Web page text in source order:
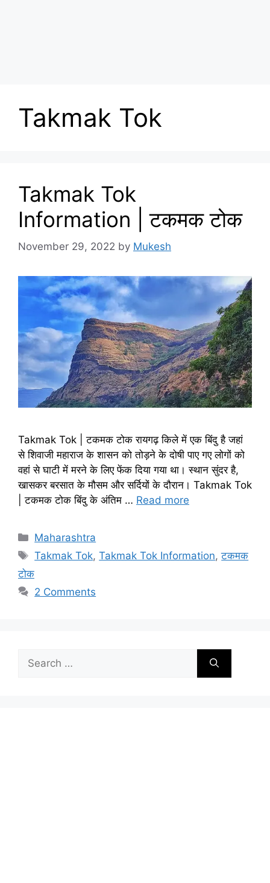
Takmak Tok
Takmak Tok
Information | टकमक टोक
November 29, 2022 by Mukesh
Takmak Tok | टकमक टोक रायगढ़ किले में एक बिंदु है जहां
से शिवाजी महाराज के शासन को तोड़ने के दोषी पाए गए लोगों को
वहां से घाटी में मरने के लिए फेंक दिया गया था। स्थान सुंदर है,
खासकर बरसात के मौसम और सर्दियों के दौरान। Takmak Tok
| टकमक टोक बिंदु के अंतिम … Read more
Categories
Maharashtra
Tags
Takmak Tok,Takmak Tok Information,टकमक
टोक
2 Comments
for: